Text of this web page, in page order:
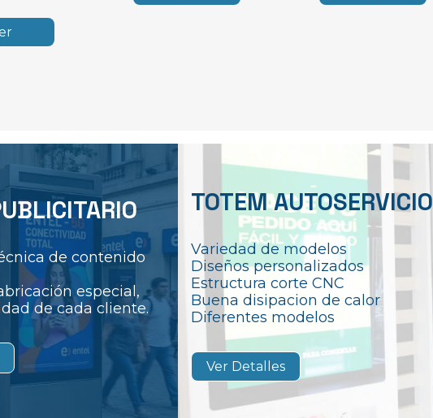
de contenido
especial,
de cada cliente.
TOTEM AUTOSERVICIO
Variedad de modelos
Diseños personalizados
Estructura corte CNC
Buena disipacion de calor
Diferentes modelos
Ver Detalles